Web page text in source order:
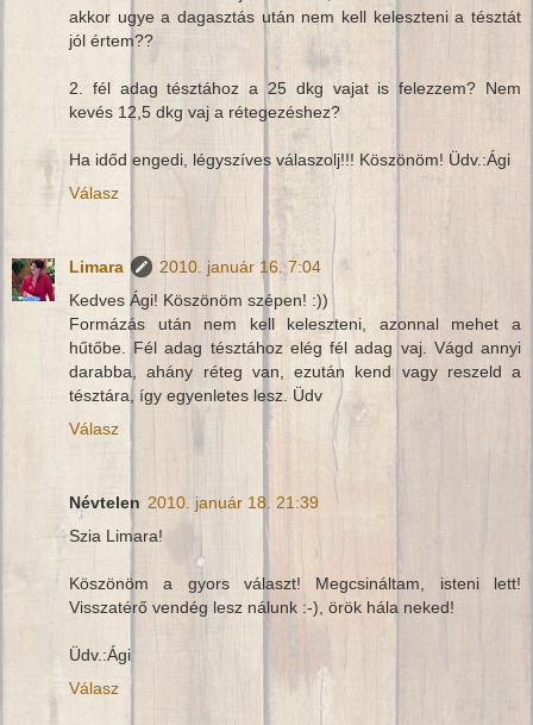
akkor ugye a dagasztás után nem kell keleszteni a tésztát
jól értem??
2. fél adag tésztához a 25 dkg vajat is felezzem? Nem
kevés 12,5 dkg vaj a rétegezéshez?
Ha időd engedi, légyszíves válaszolj!!! Köszönöm! Üdv.:Ági
Válasz
Limara
2010. január 16. 7:04
Kedves Ági! Köszönöm szépen! :))
Formázás után nem kell keleszteni, azonnal mehet a
hűtőbe. Fél adag tésztához elég fél adag vaj. Vágd annyi
darabba, ahány réteg van, ezután kend vagy reszeld a
tésztára, így egyenletes lesz. Üdv
Válasz
Névtelen 2010. január 18. 21:39
Szia Limara!
Köszönöm a gyors választ! Megcsináltam, isteni lett!
Visszatérő vendég lesz nálunk :-), örök hála neked!
Üdv.:Ági
Válasz